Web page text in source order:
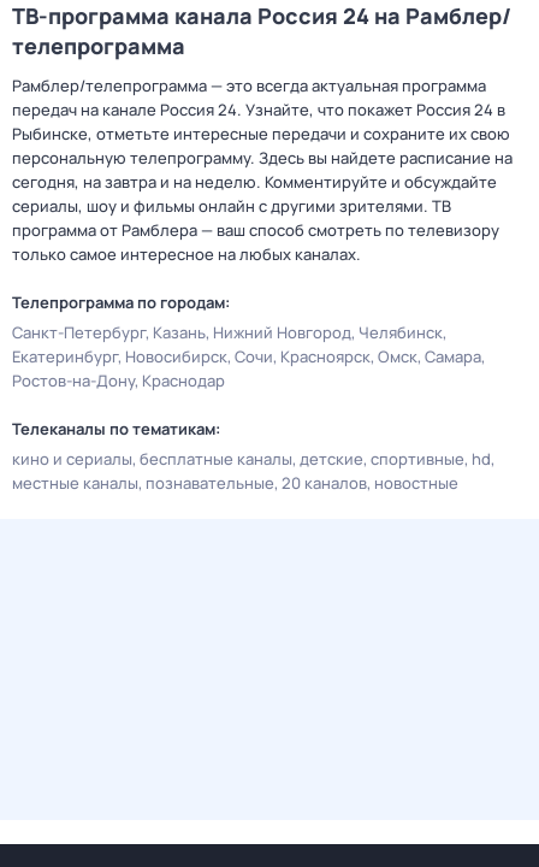
ТВ-программа канала Россия 24 на Рамблер/
телепрограмма
Рамблер/телепрограмма — это всегда актуальная программа
передач на канале Россия 24. Узнайте, что покажет Россия 24 в
Рыбинске, отметьте интересные передачи и сохраните их свою
персональную телепрограмму. Здесь вы найдете расписание на
сегодня, на завтра и на неделю. Комментируйте и обсуждайте
сериалы, шоу и фильмы онлайн с другими зрителями. ТВ
программа от Рамблера — ваш способ смотреть по телевизору
только самое интересное на любых каналах.
Телепрограмма по городам:
Санкт-Петербург Казань Нижний Новгород Челябинск
Екатеринбург Новосибирск Сочи Красноярск Омск Самара
Ростов-на-Дону Краснодар
Телеканалы по тематикам:
кино и сериалы бесплатные каналы детские спортивные hd
местные каналы познавательные 20 каналов новостные